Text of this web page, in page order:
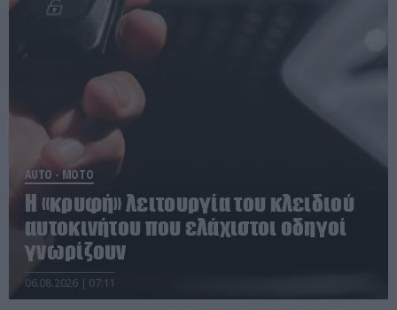
AUTO - MOTO
Η «κρυφή» λειτουργία του κλειδιού
αυτοκινήτου που ελάχιστοι οδηγοί
γνωρίζουν
06.08.2026 | 07:11